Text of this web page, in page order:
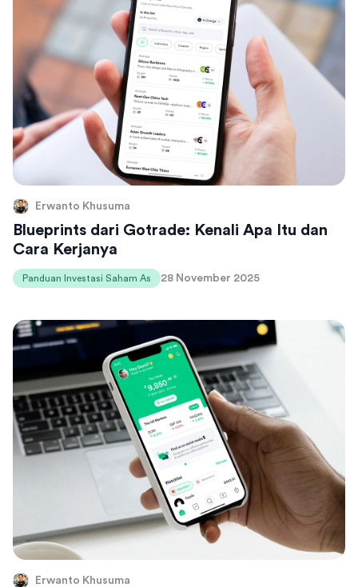
Erwanto Khusuma
Blueprints dari Gotrade: Kenali Apa Itu dan
Cara Kerjanya
Panduan Investasi Saham As 28 November 2025
Erwanto Khusuma